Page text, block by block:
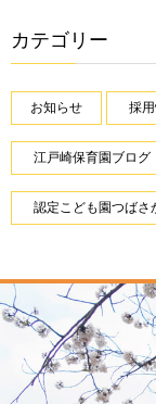
カテゴリー
お知らせ 採
江戸崎保育園ブログ
認定こども園つばさ